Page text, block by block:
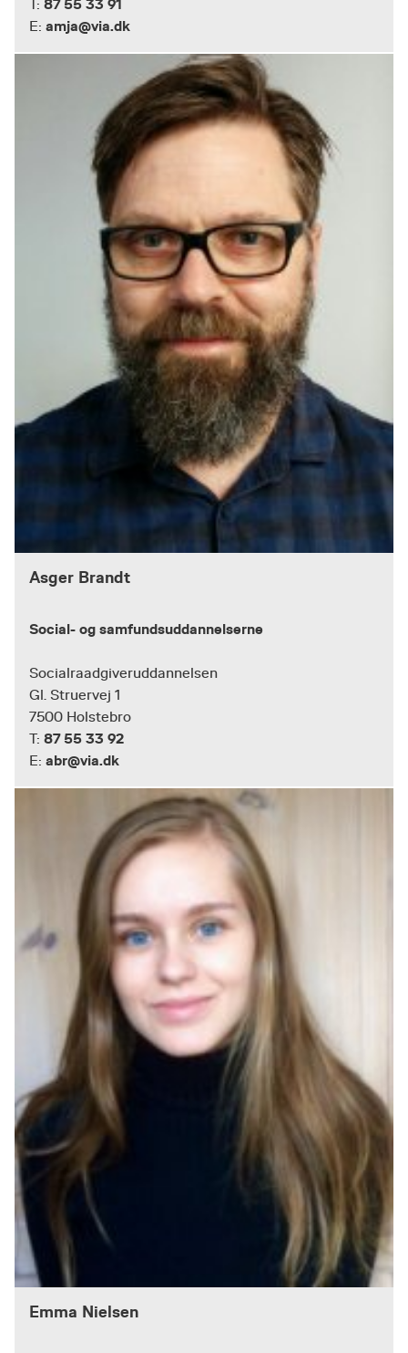
T: 87 55 33 91
E: amja@via.dk
Asger Brandt
Social- og samfundsuddannelserne
Socialraadgiveruddannelsen
Gl. Struervej 1
7500 Holstebro
T: 87 55 33 92
E: abr@via.dk
Emma Nielsen